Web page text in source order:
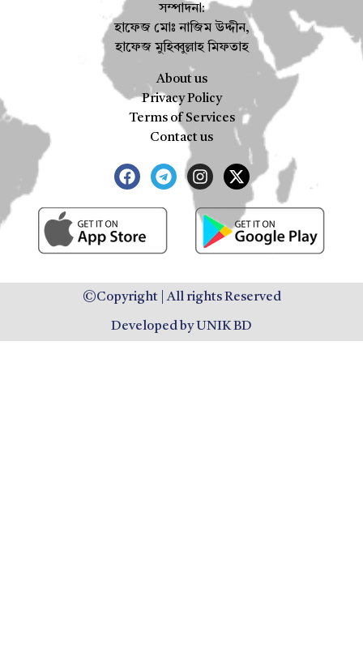
সম্পাদনা:
হাফেজ মোঃ নাজিম উদ্দীন,
হাফেজ মুহিব্বুল্লাহ মিফতাহ
About us
Privacy Policy
Terms of Services
Contact us
©Copyright | All rights Reserved
Developed by UNIK BD